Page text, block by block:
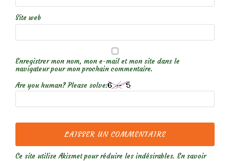
Site web
Enregistrer mon nom, mon e-mail et mon site dans le
navigateur pour mon prochain commentaire.
Are you human? Please solve:
Ce site utilise Akismet pour réduire les indésirables. En savoir